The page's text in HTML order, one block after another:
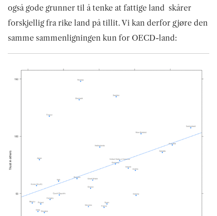
også gode grunner til å tenke at fattige land skårer
forskjellig fra rike land på tillit. Vi kan derfor gjøre den
samme sammenligningen kun for OECD-land: